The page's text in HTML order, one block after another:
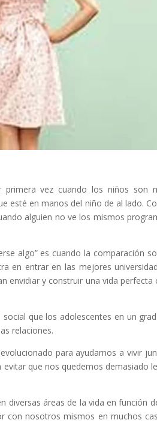
primera vez cuando los niños son
esté en manos del niño de al lado.
alguien no ve los mismos
algo” es cuando la comparación
en entrar en las mejores
envidiar y construir una vida perfecta
que los adolescentes en un
relaciones.
para ayudarnos a vivir
que nos quedemos demasiado
diversas áreas de la vida en función
con nosotros mismos en muchos